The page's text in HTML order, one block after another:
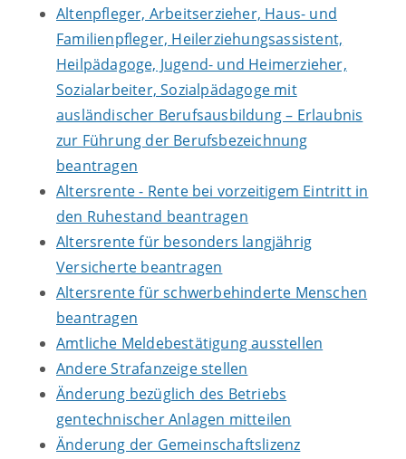
Altenpfleger, Arbeitserzieher, Haus- und
Familienpfleger, Heilerziehungsassistent,
Heilpädagoge, Jugend- und Heimerzieher,
Sozialarbeiter, Sozialpädagoge mit
ausländischer Berufsausbildung – Erlaubnis
zur Führung der Berufsbezeichnung
beantragen
Altersrente - Rente bei vorzeitigem Eintritt in
den Ruhestand beantragen
Altersrente für besonders langjährig
Versicherte beantragen
Altersrente für schwerbehinderte Menschen
beantragen
Amtliche Meldebestätigung ausstellen
Andere Strafanzeige stellen
Änderung bezüglich des Betriebs
gentechnischer Anlagen mitteilen
Änderung der Gemeinschaftslizenz